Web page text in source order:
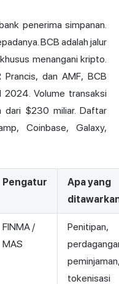
penerima simpanan.
BCB adalah jalur
menangani kripto.
dan AMF, BCB
2024. Volume transaksi
dari $230 miliar. Daftar
Coinbase, Galaxy,
Pengatur
Apa yang
FINMA /
MAS
Penitipan,
tokenisasi